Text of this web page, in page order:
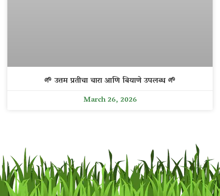
🌱 उत्तम प्रतीचा चारा आणि बियाणे उपलब्ध 🌱
March 26, 2026